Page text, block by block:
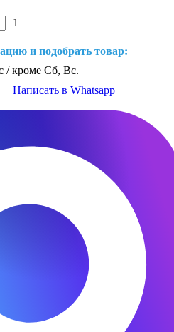
1
и подобрать товар:
/ кроме Сб, Вс.
Написать в Whatsapp